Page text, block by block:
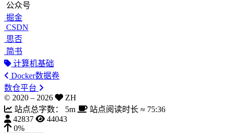
公众号
掘金
CSDN
思否
简书
计算机基础
Docker数据卷
数仓平台
© 2020 – 2026
ZH
站点总字数：
5m 站点阅读时长 ≈ 75:36
42837
44043
0%